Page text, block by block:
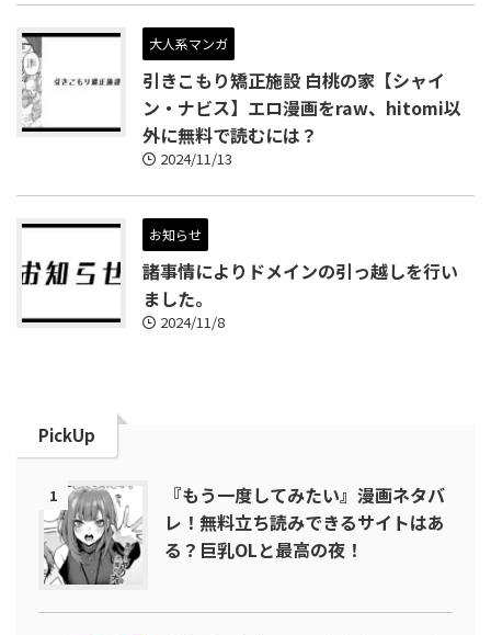
大人系マンガ
引きこもり矯正施設 白桃の家【シャイ
ン・ナビス】エロ漫画をraw、hitomi以
外に無料で読むには？
2024/11/13
お知らせ
諸事情によりドメインの引っ越しを行い
ました。
2024/11/8
PickUp
1
『もう一度してみたい』漫画ネタバ
レ！無料立ち読みできるサイトはあ
る？巨乳OLと最高の夜！